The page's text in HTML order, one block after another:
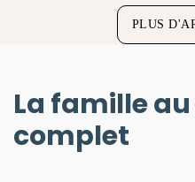
PLUS
La famille
complet